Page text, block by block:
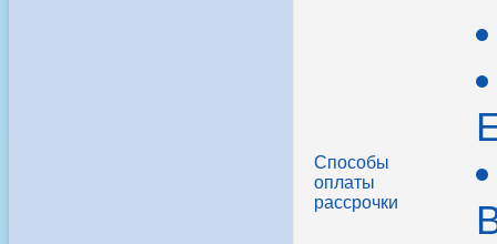
Способы
оплаты
рассрочки